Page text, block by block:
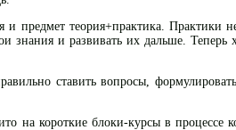
и предмет теория+практика.
и развивать их дальше. Теперь
ставить вопросы,
на короткие блоки-курсы в процессе